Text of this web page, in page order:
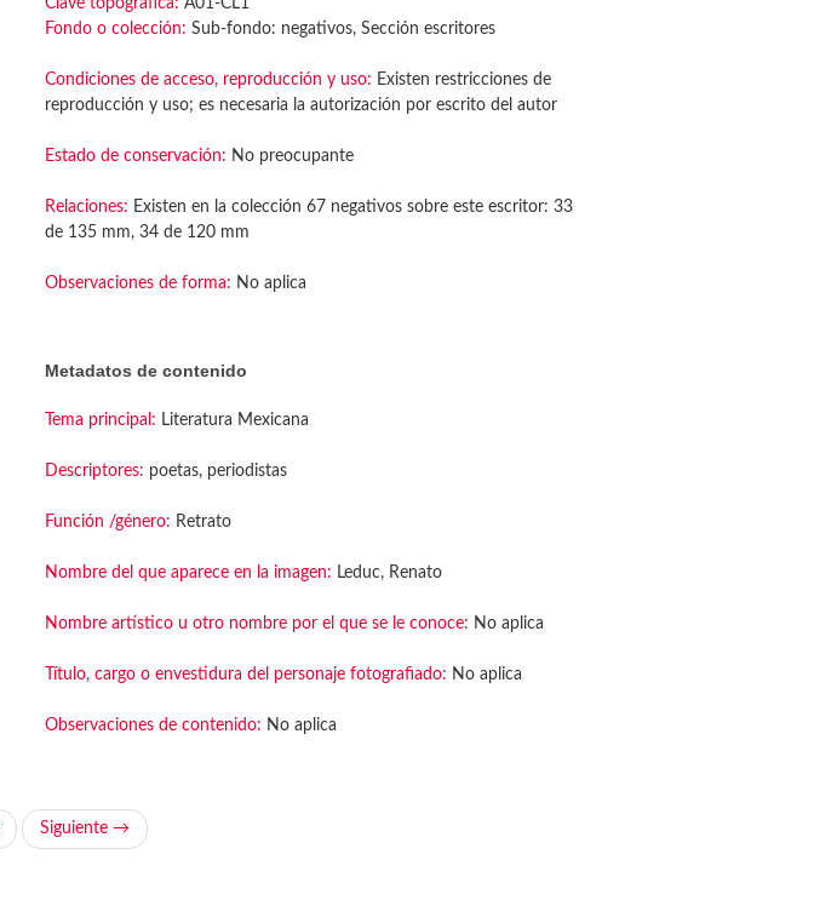
Clave topográfica: A01-CL1
Fondo o colección: Sub-fondo: negativos, Sección escritores
Condiciones de acceso, reproducción y uso: Existen restricciones de
reproducción y uso; es necesaria la autorización por escrito del autor
Estado de conservación: No preocupante
Relaciones: Existen en la colección 67 negativos sobre este escritor: 33
de 135 mm, 34 de 120 mm
Observaciones de forma: No aplica
Metadatos de contenido
Tema principal: Literatura Mexicana
Descriptores: poetas, periodistas
Función /género: Retrato
Nombre del que aparece en la imagen: Leduc, Renato
Nombre artístico u otro nombre por el que se le conoce: No aplica
Título, cargo o envestidura del personaje fotografiado: No aplica
Observaciones de contenido: No aplica
Siguiente →